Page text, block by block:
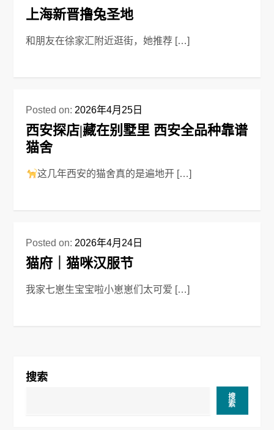
上海新晋撸兔圣地
和朋友在徐家汇附近逛街，她推荐 […]
Posted on: 2026年4月25日
西安探店|藏在别墅里 西安全品种靠谱
猫舍
这几年西安的猫舍真的是遍地开 […]
Posted on: 2026年4月24日
猫府｜猫咪汉服节
我家七崽生宝宝啦小崽崽们太可爱 […]
搜索
搜
索